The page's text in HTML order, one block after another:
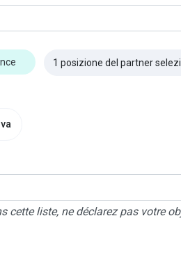
1 posizione del partner
cette liste, ne déclarez pas votre